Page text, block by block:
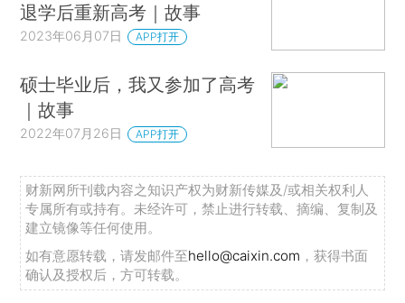
退学后重新高考｜故事
2023年06月07日 APP打开
硕士毕业后，我又参加了高考
｜故事
2022年07月26日 APP打开
财新网所刊载内容之知识产权为财新传媒及/或相关权利人
专属所有或持有。未经许可，禁止进行转载、摘编、复制及
建立镜像等任何使用。
如有意愿转载，请发邮件至hello@caixin.com ，获得书面
确认及授权后，方可转载。